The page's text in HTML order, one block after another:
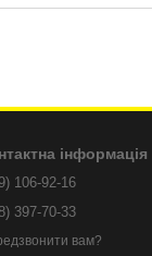
інформація
106-92-16
397-70-33
вам?